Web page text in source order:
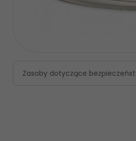
Zasoby dotyczące